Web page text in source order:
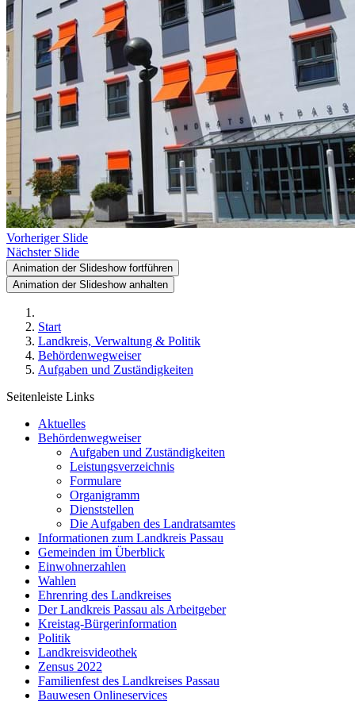
Vorheriger Slide
Nächster Slide
Animation der Slideshow fortführen
Animation der Slideshow anhalten
Start
Landkreis, Verwaltung & Politik
Behördenwegweiser
Aufgaben und Zuständigkeiten
Seitenleiste Links
Aktuelles
Behördenwegweiser
Aufgaben und Zuständigkeiten
Leistungsverzeichnis
Formulare
Organigramm
Dienststellen
Die Aufgaben des Landratsamtes
Informationen zum Landkreis Passau
Gemeinden im Überblick
Einwohnerzahlen
Wahlen
Ehrenring des Landkreises
Der Landkreis Passau als Arbeitgeber
Kreistag-Bürgerinformation
Politik
Landkreisvideothek
Zensus 2022
Familienfest des Landkreises Passau
Bauwesen Onlineservices